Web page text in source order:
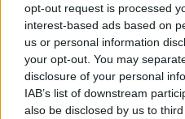
opt-out request is processed
interest-based ads based on
us or personal information
your opt-out. You may
disclosure of your personal
IAB’s list of downstream
also be disclosed by us to